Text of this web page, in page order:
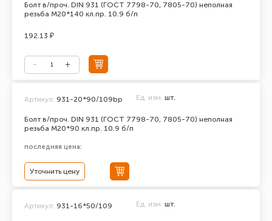
Болт в/проч. DIN 931 (ГОСТ 7798-70, 7805-70) неполная
резьба М20*140 кл.пр. 10.9 б/п
192.13 ₽
Болт в/проч. DIN 931 (ГОСТ 7798-70, 7805-70) неполная
резьба М20*90 кл.пр. 10.9 б/п
Артикул: 931-20*90/109bp Ед. изм. шт.
последняя цена:
Уточнить цену
Артикул: 931-16*50/109 Ед. изм. шт.